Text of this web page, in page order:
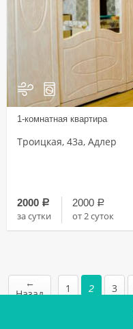
1-комнатная квартира
Троицкая, 43а, Адлер
2000 a
за сутки
2000 a
от 2 суток
←
Назад
1 2 3